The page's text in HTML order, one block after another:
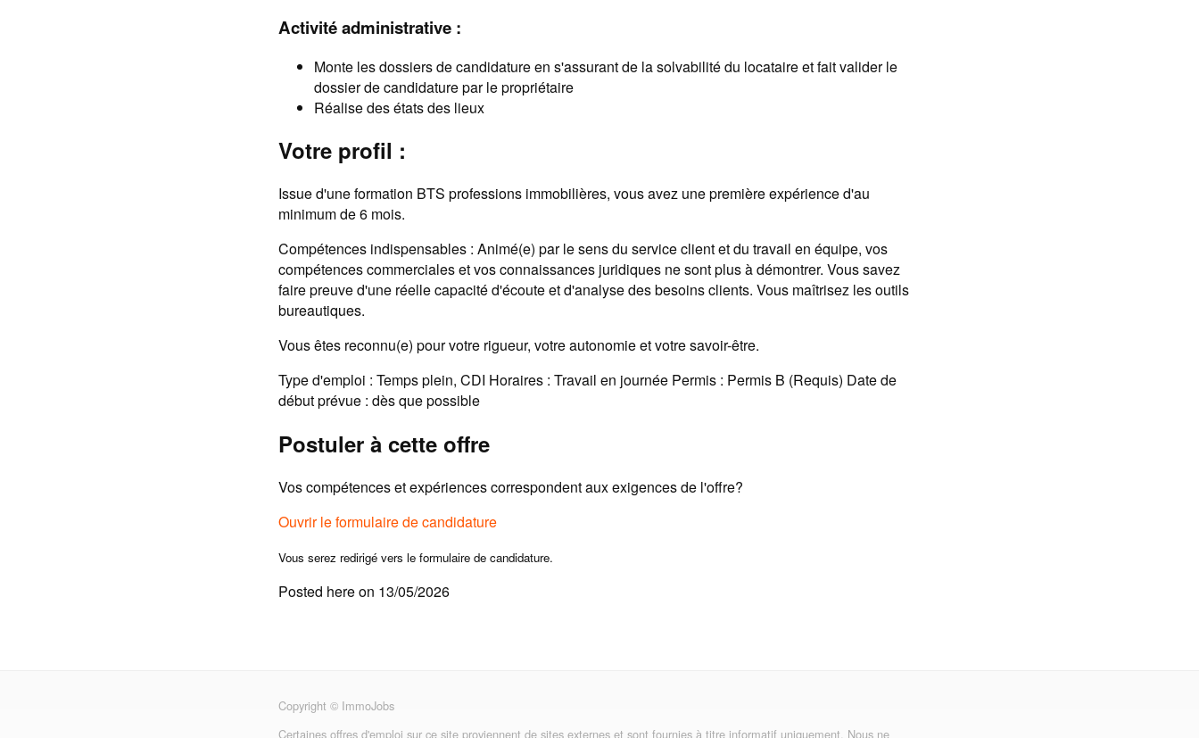
Activité administrative :
Monte les dossiers de candidature en s'assurant de la solvabilité du locataire et fait valider le
dossier de candidature par le propriétaire
Réalise des états des lieux
Votre profil :
Issue d'une formation BTS professions immobilières, vous avez une première expérience d'au
minimum de 6 mois.
Compétences indispensables : Animé(e) par le sens du service client et du travail en équipe, vos
compétences commerciales et vos connaissances juridiques ne sont plus à démontrer. Vous savez
faire preuve d'une réelle capacité d'écoute et d'analyse des besoins clients. Vous maîtrisez les outils
bureautiques.
Vous êtes reconnu(e) pour votre rigueur, votre autonomie et votre savoir-être.
Type d'emploi : Temps plein, CDI Horaires : Travail en journée Permis : Permis B (Requis) Date de
début prévue : dès que possible
Postuler à cette offre
Vos compétences et expériences correspondent aux exigences de l'offre?
Ouvrir le formulaire de candidature
Vous serez redirigé vers le formulaire de candidature.
Posted here on 13/05/2026
Copyright © ImmoJobs
Certaines offres d'emploi sur ce site proviennent de sites externes et sont fournies à titre informatif uniquement. Nous ne